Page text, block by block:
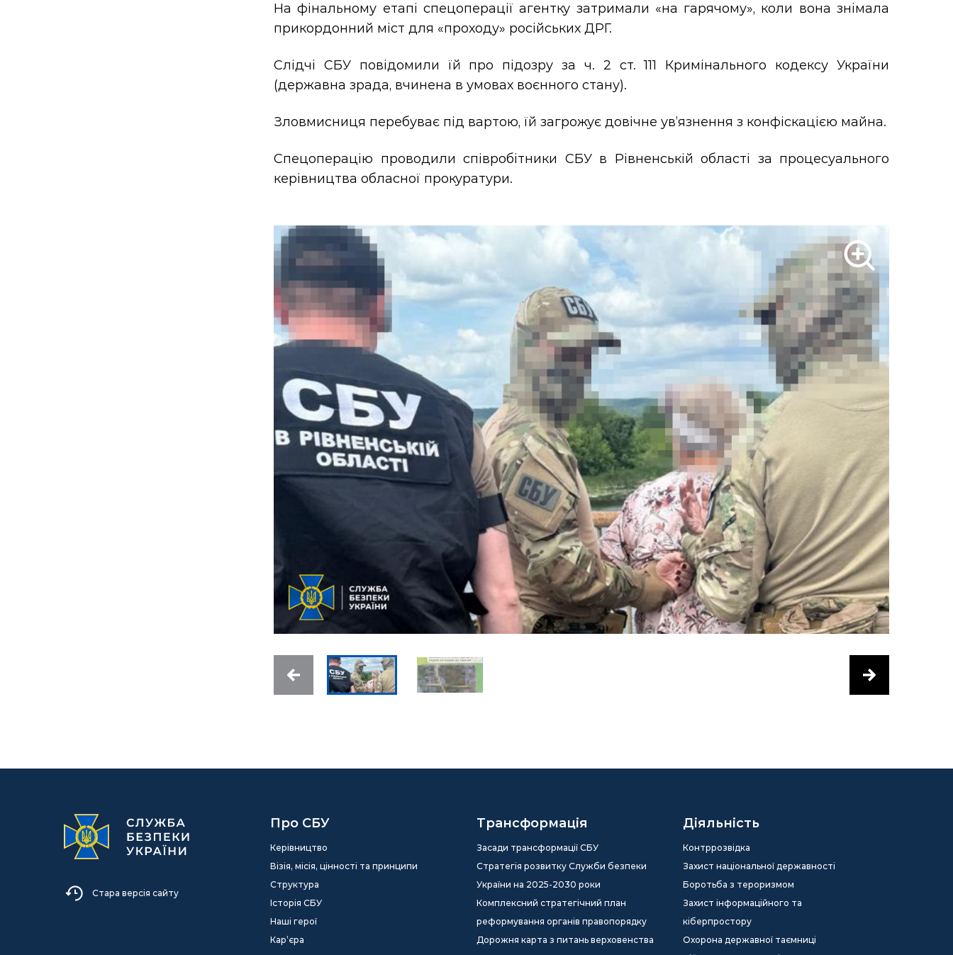
На фінальному етапі спецоперації агентку затримали «на гарячому», коли вона знімала
прикордонний міст для «проходу» російських ДРГ.
Слідчі СБУ повідомили їй про підозру за ч. 2 ст. 111 Кримінального кодексу України
(державна зрада, вчинена в умовах воєнного стану).
Зловмисниця перебуває під вартою, їй загрожує довічне ув’язнення з конфіскацією майна.
Спецоперацію проводили співробітники СБУ в Рівненській області за процесуального
керівництва обласної прокуратури.
Стара версія сайту
Про СБУ
Керівництво
Візія, місія, цінності та принципи
Структура
Історія СБУ
Наші герої
Кар’єра
Трансформація
Засади трансформації СБУ
Стратегія розвитку Служби безпеки
України на 2025-2030 роки
Комплексний стратегічний план
реформування органів правопорядку
Дорожня карта з питань верховенства
Діяльність
Контррозвідка
Захист національної державності
Боротьба з тероризмом
Захист інформаційного та
кіберпростору
Охорона державної таємниці